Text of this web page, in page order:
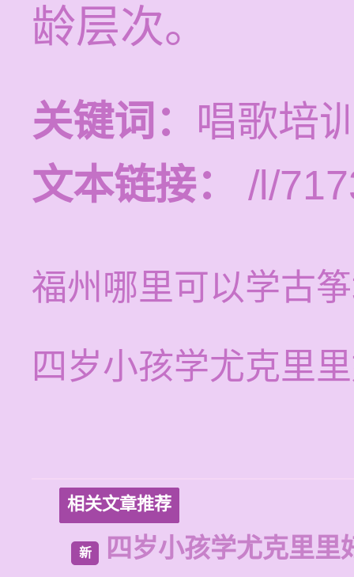
龄层次。
关键词： 唱歌培
文本链接：
/l/
福州哪里可以学古
四岁小孩学尤克里
相关文章推荐
新 四岁小孩学尤克里里